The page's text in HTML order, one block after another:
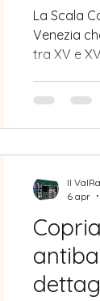
La Scala
Venezia
tra XV e
Il
6 apr